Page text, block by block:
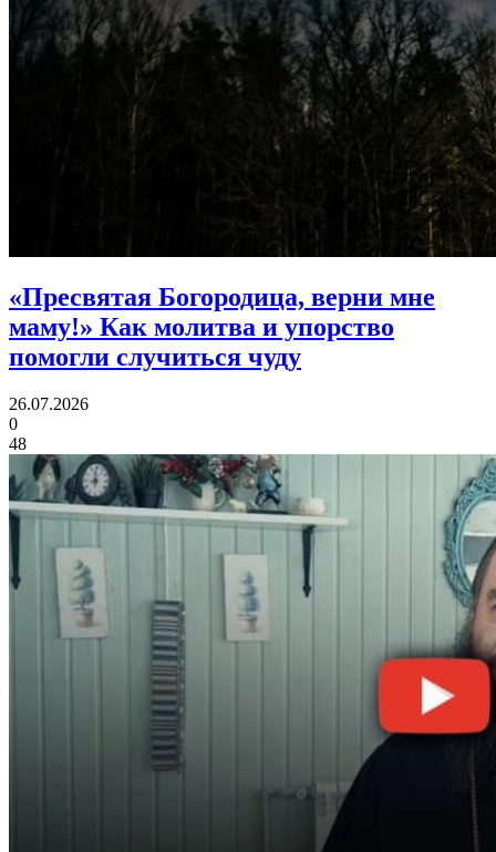
«Пресвятая Богородица, верни мне
маму!» Как молитва и упорство
помогли случиться чуду
26.07.2026
0
48